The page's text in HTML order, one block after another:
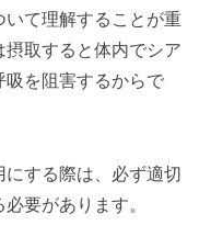
いて理解することが重
取すると体内でシア
吸を阻害するからで
する際は、必ず適切
要があります。